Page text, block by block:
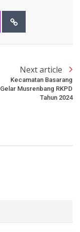
Next article
Kecamatan Basarang
Gelar Musrenbang RKPD
Tahun 2024